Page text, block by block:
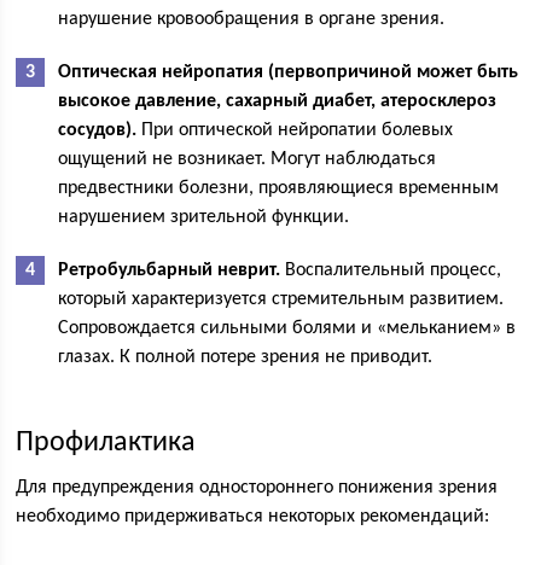
нарушение кровообращения в органе зрения.
Оптическая нейропатия (первопричиной может быть
высокое давление, сахарный диабет, атеросклероз
сосудов). При оптической нейропатии болевых
ощущений не возникает. Могут наблюдаться
предвестники болезни, проявляющиеся временным
нарушением зрительной функции.
Ретробульбарный неврит. Воспалительный процесс,
который характеризуется стремительным развитием.
Сопровождается сильными болями и «мельканием» в
глазах. К полной потере зрения не приводит.
Профилактика
Для предупреждения одностороннего понижения зрения
необходимо придерживаться некоторых рекомендаций: